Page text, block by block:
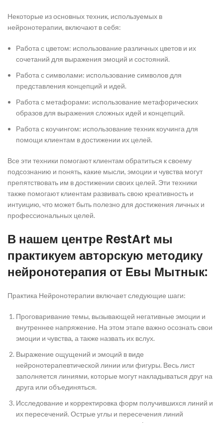
Некоторые из основных техник, используемых в
нейронотерапии, включают в себя:
Работа с цветом: использование различных цветов и их
сочетаний для выражения эмоций и состояний.
Работа с символами: использование символов для
представления концепций и идей.
Работа с метафорами: использование метафорических
образов для выражения сложных идей и концепций.
Работа с коучингом: использование техник коучинга для
помощи клиентам в достижении их целей.
Все эти техники помогают клиентам обратиться к своему
подсознанию и понять, какие мысли, эмоции и чувства могут
препятствовать им в достижении своих целей. Эти техники
также помогают клиентам развивать свою креативность и
интуицию, что может быть полезно для достижения личных и
профессиональных целей.
В нашем центре RestArt мы
практикуем авторскую методику
нейронотерапия от Евы Мытнык:
Практика Нейронотерапии включает следующие шаги:
Проговаривание темы, вызывающей негативные эмоции и
внутреннее напряжение. На этом этапе важно осознать свои
эмоции и чувства, а также назвать их вслух.
Выражение ощущений и эмоций в виде
нейронотерапевтической линии или фигуры. Весь лист
заполняется линиями, которые могут накладываться друг на
друга или объединяться.
Исследование и корректировка форм получившихся линий и
их пересечений. Острые углы и пересечения линий